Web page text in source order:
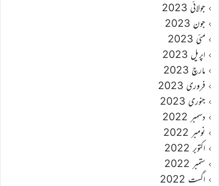
جولائی 2023
جون 2023
مئی 2023
اپریل 2023
مارچ 2023
فروری 2023
جنوری 2023
دسمبر 2022
نومبر 2022
اکتوبر 2022
ستمبر 2022
اگست 2022